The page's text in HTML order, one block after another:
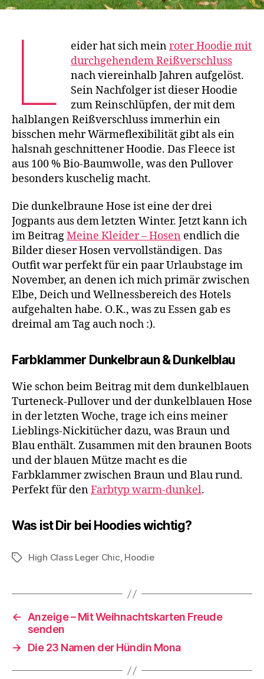
L eider hat sich meinroter Hoodie mit
durchgehendem Reißverschluss
nach viereinhalb Jahren aufgelöst.
Sein Nachfolger ist dieser Hoodie
zum Reinschlüpfen, der mit dem
halblangen Reißverschluss immerhin ein
bisschen mehr Wärmeflexibilität gibt als ein
halsnah geschnittener Hoodie. Das Fleece ist
aus 100 % Bio-Baumwolle, was den Pullover
besonders kuschelig macht.
Die dunkelbraune Hose ist eine der drei
Jogpants aus dem letzten Winter. Jetzt kann ich
im BeitragMeine Kleider – Hosen endlich die
Bilder dieser Hosen vervollständigen. Das
Outfit war perfekt für ein paar Urlaubstage im
November, an denen ich mich primär zwischen
Elbe, Deich und Wellnessbereich des Hotels
aufgehalten habe. O.K., was zu Essen gab es
dreimal am Tag auch noch :).
Farbklammer Dunkelbraun & Dunkelblau
Wie schon beim Beitrag mit dem dunkelblauen
Turteneck-Pullover und der dunkelblauen Hose
in der letzten Woche, trage ich eins meiner
Lieblings-Nickitücher dazu, was Braun und
Blau enthält. Zusammen mit den braunen Boots
und der blauen Mütze macht es die
Farbklammer zwischen Braun und Blau rund.
Perfekt für denFarbtyp warm-dunkel.
Was ist Dir bei Hoodies wichtig?
Schlagwörter
High Class Leger Chic, Hoodie
← Anzeige – Mit Weihnachtskarten Freude
senden
→
Die 23 Namen der Hündin Mona